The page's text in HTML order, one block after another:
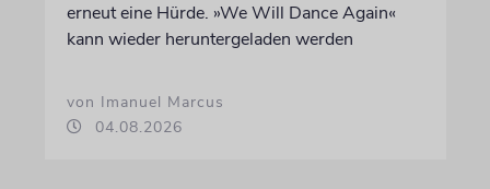
erneut eine Hürde. »We Will Dance Again«
kann wieder heruntergeladen werden
von Imanuel Marcus
04.08.2026